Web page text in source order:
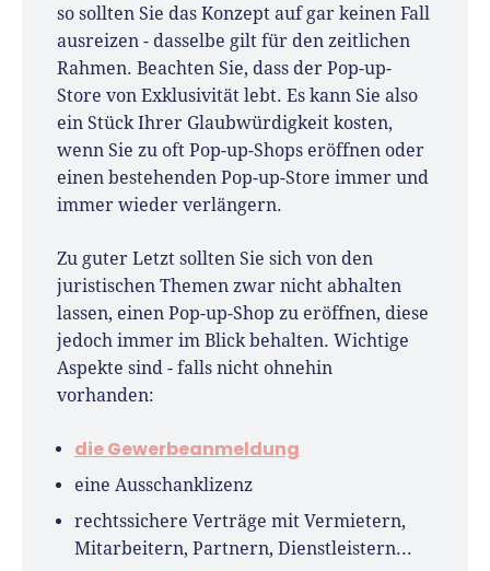
so sollten Sie das Konzept auf gar keinen Fall
ausreizen - dasselbe gilt für den zeitlichen
Rahmen. Beachten Sie, dass der Pop-up-
Store von Exklusivität lebt. Es kann Sie also
ein Stück Ihrer Glaubwürdigkeit kosten,
wenn Sie zu oft Pop-up-Shops eröffnen oder
einen bestehenden Pop-up-Store immer und
immer wieder verlängern.
Zu guter Letzt sollten Sie sich von den
juristischen Themen zwar nicht abhalten
lassen, einen Pop-up-Shop zu eröffnen, diese
jedoch immer im Blick behalten. Wichtige
Aspekte sind - falls nicht ohnehin
vorhanden:
die Gewerbeanmeldung
eine Ausschanklizenz
rechtssichere Verträge mit Vermietern,
Mitarbeitern, Partnern, Dienstleistern...